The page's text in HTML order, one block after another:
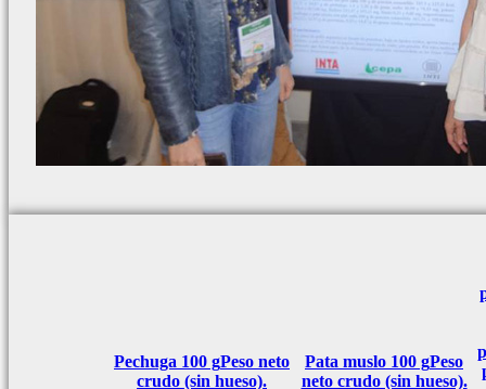
Pechuga 100 gPeso neto
crudo (sin hueso).
Pata muslo 100 gPeso
neto crudo (sin hueso).